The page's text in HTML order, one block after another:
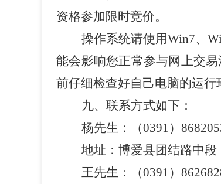
资格参加限时竞价。
操作系统请使用Win7、
能会影响您正常参与网上交
前仔细检查好自己电脑的运行
九、联系方式如下：
杨先生：（0391）
地址：博爱县团结路中段
王先生：（0391）